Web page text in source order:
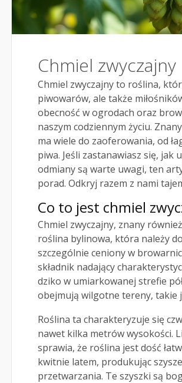
Chmiel zwyczajny
Chmiel zwyczajny to roślina,
piwowarów, ale także
obecność w ogrodach oraz
naszym codziennym życiu.
ma wiele do zaoferowania, od
piwa. Jeśli zastanawiasz się,
odmiany są warte uwagi, ten
porad. Odkryj razem z nami
Co to jest chmiel
Chmiel zwyczajny, znany
roślina bylinowa, która należy
szczególnie ceniony w
składnik nadający
dziko w umiarkowanej strefie
obejmują wilgotne tereny, takie
Roślina ta charakteryzuje się
nawet kilka metrów wysokości.
sprawia, że roślina jest dość
kwitnie latem, produkując
przetwarzania. Te szyszki są